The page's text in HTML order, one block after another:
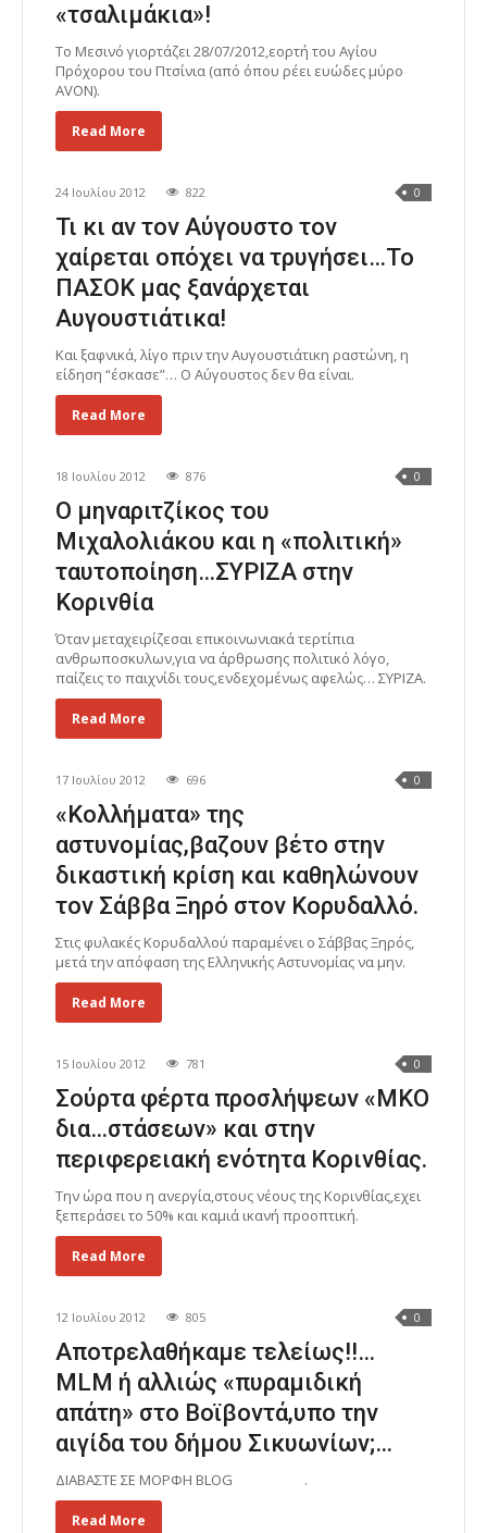
«τσαλιμάκια»!
Το Μεσινό γιορτάζει 28/07/2012,εορτή του Αγίου
Πρόχορου του Πτσίνια (από όπου ρέει ευώδες μύρο
AVON).
Read More
24 Ιουλίου 2012 822 0
Τι κι αν τον Αύγουστο τον
χαίρεται οπόχει να τρυγήσει…Το
ΠΑΣΟΚ μας ξανάρχεται
Αυγουστιάτικα!
Και ξαφνικά, λίγο πριν την Αυγουστιάτικη ραστώνη, η
είδηση “έσκασε”… Ο Αύγουστος δεν θα είναι.
Read More
18 Ιουλίου 2012 876 0
Ο μηναριτζίκος του
Μιχαλολιάκου και η «πολιτική»
ταυτοποίηση…ΣΥΡΙΖΑ στην
Κορινθία
Όταν μεταχειρίζεσαι επικοινωνιακά τερτίπια
ανθρωποσκυλων,για να άρθρωσης πολιτικό λόγο,
παίζεις το παιχνίδι τους,ενδεχομένως αφελώς… ΣΥΡΙΖΑ.
Read More
17 Ιουλίου 2012 696 0
«Κολλήματα» της
αστυνομίας,βαζουν βέτο στην
δικαστική κρίση και καθηλώνουν
τον Σάββα Ξηρό στον Κορυδαλλό.
Στις φυλακές Κορυδαλλού παραμένει ο Σάββας Ξηρός,
μετά την απόφαση της Ελληνικής Αστυνομίας να μην.
Read More
15 Ιουλίου 2012 781 0
Σούρτα φέρτα προσλήψεων «ΜΚΟ
δια…στάσεων» και στην
περιφερειακή ενότητα Κορινθίας.
Την ώρα που η ανεργία,στους νέους της Κορινθίας,εχει
ξεπεράσει το 50% και καμιά ικανή προοπτική.
Read More
12 Ιουλίου 2012 805 0
Αποτρελαθήκαμε τελείως!!…
MLM ή αλλιώς «πυραμιδική
απάτη» στο Βοϊβοντά,υπο την
αιγίδα του δήμου Σικυωνίων;…
ΔΙΑΒΑΣΤΕ ΣΕ ΜΟΡΦΗ BLOG .
Read More